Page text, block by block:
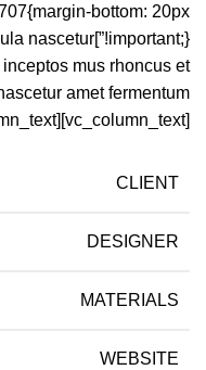
bottom: 20px
nascetur
mus rhoncus et
amet fermentum
CLIENT
DESIGNER
MATERIALS
WEBSITE